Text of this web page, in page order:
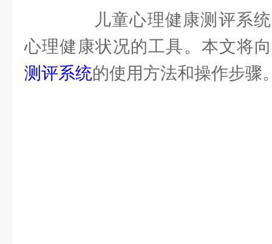
儿童心理健康测评系统
心理健康状况的工具。本文将
测评系统的使用方法和操作步骤